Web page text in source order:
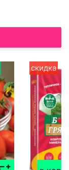
скидка